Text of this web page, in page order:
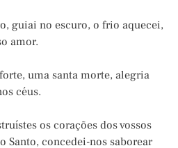
guiai no escuro, o frio aquecei,
amor.
uma santa morte, alegria
céus.
os corações dos vossos
Santo, concedei-nos saborear